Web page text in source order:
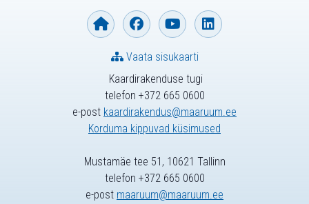
Kaardirakenduse tugi
telefon +372 665 0600
e-post kaardirakendus@maaruum.ee
Korduma kippuvad küsimused
Vaata sisukaarti
Mustamäe tee 51, 10621 Tallinn
telefon +372 665 0600
e-post maaruum@maaruum.ee